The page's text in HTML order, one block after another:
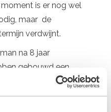
is er nog wel
maar de
verdwijnt.
na 8 jaar
gebouwd een
stap om nu op deze
Duurzaamheid